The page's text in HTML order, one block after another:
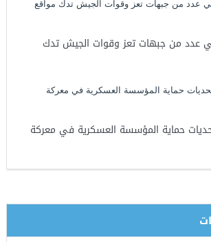
عدد من جبهات تعز وقوات الجيش تدك
حماية المؤسسة العسكرية في معركة